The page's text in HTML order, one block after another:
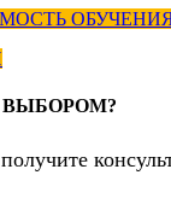
ВЫБОРОМ?